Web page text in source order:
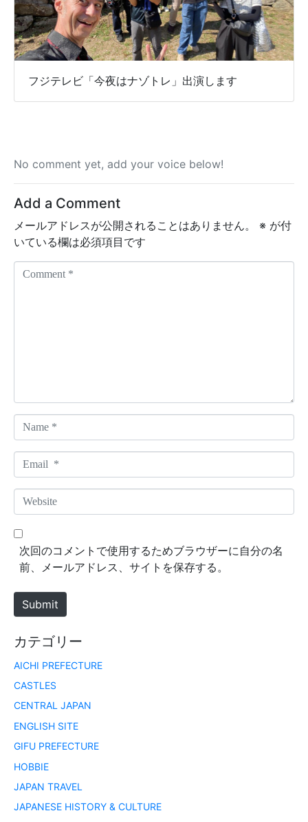
フジテレビ「今夜はナゾトレ」出演します
No comment yet, add your voice below!
Add a Comment
メールアドレスが公開されることはありません。 ※ が付
いている欄は必須項目です
a
m
*
m
a
*
W
e
b
e
次回のコメントで使用するためブラウザーに自分の名
前、メールアドレス、サイトを保存する。
Submit
カテゴリー
AICHI PREFECTURE
CASTLES
CENTRAL JAPAN
ENGLISH SITE
GIFU PREFECTURE
HOBBIE
JAPAN TRAVEL
JAPANESE HISTORY & CULTURE